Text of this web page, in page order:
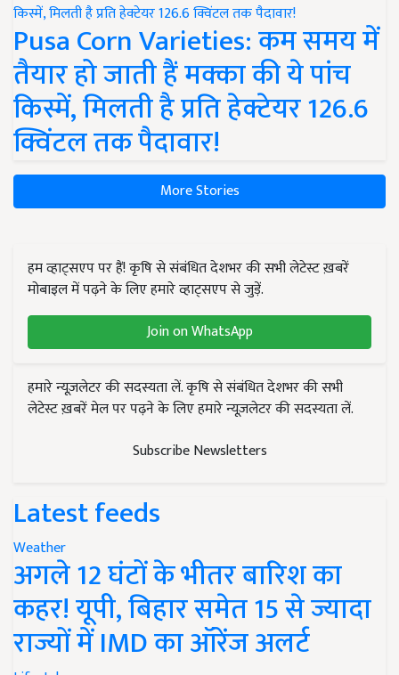
Pusa Corn Varieties: कम समय में
तैयार हो जाती हैं मक्का की ये पांच
किस्में, मिलती है प्रति हेक्टेयर 126.6
क्विंटल तक पैदावार!
More Stories
हम व्हाट्सएप पर हैं! कृषि से संबंधित देशभर की सभी लेटेस्ट ख़बरें
मोबाइल में पढ़ने के लिए हमारे व्हाट्सएप से जुड़ें.
Join on WhatsApp
हमारे न्यूज़लेटर की सदस्यता लें. कृषि से संबंधित देशभर की सभी
लेटेस्ट ख़बरें मेल पर पढ़ने के लिए हमारे न्यूज़लेटर की सदस्यता लें.
Subscribe Newsletters
Latest feeds
Weather
अगले 12 घंटों के भीतर बारिश का
कहर! यूपी, बिहार समेत 15 से ज्यादा
राज्यों में IMD का ऑरेंज अलर्ट